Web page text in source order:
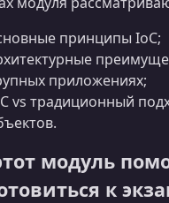
принципы IoC;
приложениях;
vs традиционный
модуль
к